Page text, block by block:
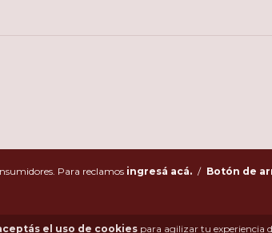
el uso de cookies para agilizar tu experiencia
Para reclamos ingresá acá. / Botón de